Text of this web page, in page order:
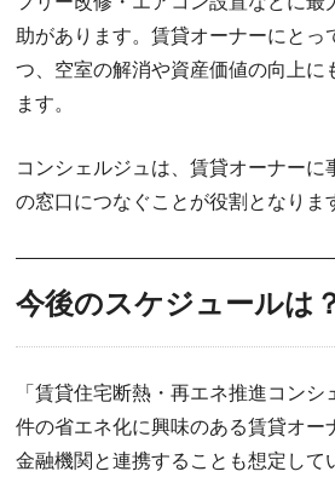
助があります。賃貸オーナーにとっ
つ、空室の解消や資産価値の向上に
ます。
コンシェルジュは、賃貸オーナーに
の窓口につなぐことが役割となりま
今後のスケジュールは
「賃貸住宅断熱・再エネ推進コン
件の省エネ化に興味のある賃貸オー
金融機関と連携することも想定して